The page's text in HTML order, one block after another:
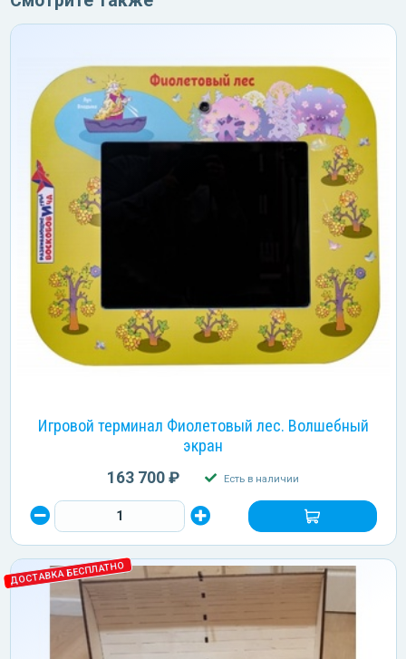
Игровой терминал Фиолетовый лес. Волшебный
экран
163 700 ₽ Есть в наличии
ДОСТАВКА БЕСПЛАТНО